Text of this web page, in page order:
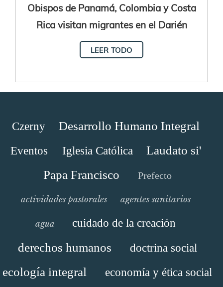
Obispos de Panamá, Colombia y Costa
Rica visitan migrantes en el Darién
LEER TODO
Czerny Desarrollo Humano Integral
Eventos Iglesia Católica
Laudato si'
Papa Francisco
Prefecto
actividades pastorales agentes sanitarios
agua cuidado de la creación
derechos humanos doctrina social
ecología integral economía y ética social